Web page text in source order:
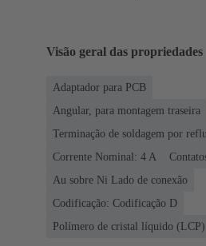
Visão geral das propriedades
Adaptador para PCB
Angular, para montagem traseira
Terminação de soldagem por
Corrente Nominal: ‌4 A
Au sobre Ni Lado de conexão
Codificação: Codificação D
Polímero de cristal líquido (LCP)